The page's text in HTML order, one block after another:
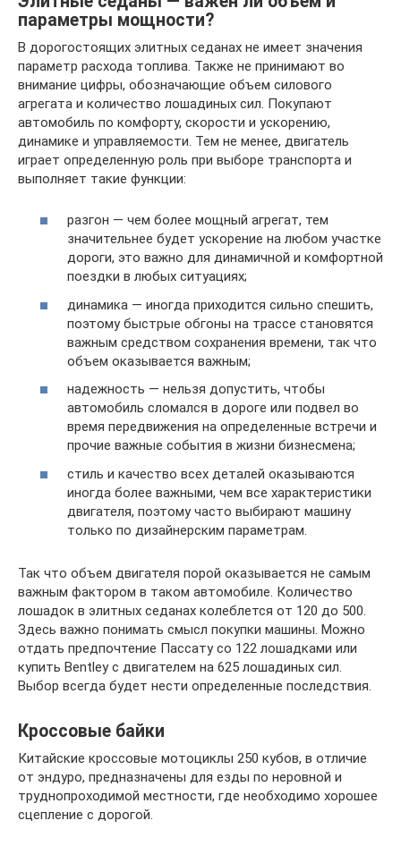
параметры мощности?
В дорогостоящих элитных седанах не имеет значения
параметр расхода топлива. Также не принимают во
внимание цифры, обозначающие объем силового
агрегата и количество лошадиных сил. Покупают
автомобиль по комфорту, скорости и ускорению,
динамике и управляемости. Тем не менее, двигатель
играет определенную роль при выборе транспорта и
выполняет такие функции:
разгон — чем более мощный агрегат, тем
значительнее будет ускорение на любом участке
дороги, это важно для динамичной и комфортной
поездки в любых ситуациях;
динамика — иногда приходится сильно спешить,
поэтому быстрые обгоны на трассе становятся
важным средством сохранения времени, так что
объем оказывается важным;
надежность — нельзя допустить, чтобы
автомобиль сломался в дороге или подвел во
время передвижения на определенные встречи и
прочие важные события в жизни бизнесмена;
стиль и качество всех деталей оказываются
иногда более важными, чем все характеристики
двигателя, поэтому часто выбирают машину
только по дизайнерским параметрам.
Так что объем двигателя порой оказывается не самым
важным фактором в таком автомобиле. Количество
лошадок в элитных седанах колеблется от 120 до 500.
Здесь важно понимать смысл покупки машины. Можно
отдать предпочтение Пассату со 122 лошадками или
купить Bentley с двигателем на 625 лошадиных сил.
Выбор всегда будет нести определенные последствия.
Кроссовые байки
Китайские кроссовые мотоциклы 250 кубов, в отличие
от эндуро, предназначены для езды по неровной и
труднопроходимой местности, где необходимо хорошее
сцепление с дорогой.